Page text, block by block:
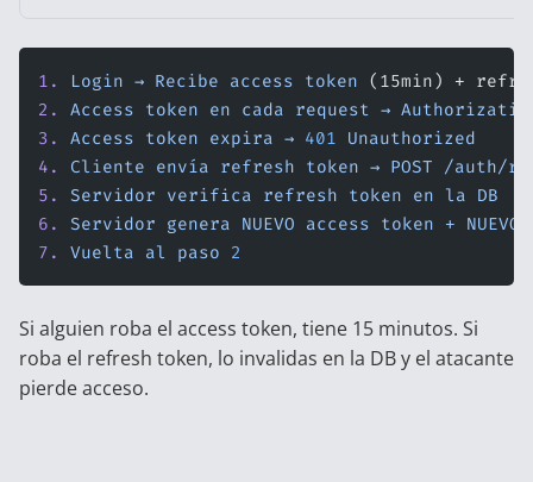
1. Login → Recibe access token (15min) +
2.
Access token en cada request →
3.
Access token expira → 401 Unauthorized
4.
Cliente envía refresh token → POST /auth/
5.
Servidor verifica refresh token en la DB
6.
Servidor genera NUEVO access token + NUEVO
7.
Vuelta al paso 2
Si alguien roba el access token, tiene 15 minutos. Si
roba el refresh token, lo invalidas en la DB y el atacante
pierde acceso.